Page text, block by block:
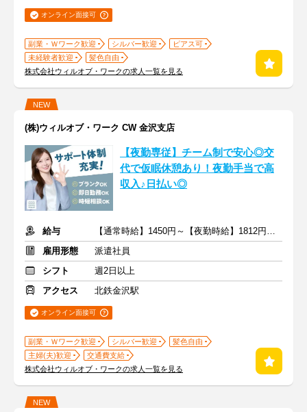
オンライン面接可
副業・Ｗワーク歓迎 シルバー歓迎
ピアス可
未経験者歓迎
髪色自由
株式会社ウィルオブ・ワークの求人一覧を見る
NEW
(株)ウィルオブ・ワーク CW 金沢支店
【夜勤専従】チーム制で安心◎交
代で仮眠休憩あり！夜勤手当で高
収入♪日払い◎
給与
【通常時給】1450円～【夜勤時給】1812円～ ＋交通費
雇用形態
派遣社員
シフト
週2日以上
アクセス
北鉄金沢駅
オンライン面接可
副業・Ｗワーク歓迎 シルバー歓迎
髪色自由
主婦(夫)歓迎
交通費支給
株式会社ウィルオブ・ワークの求人一覧を見る
NEW